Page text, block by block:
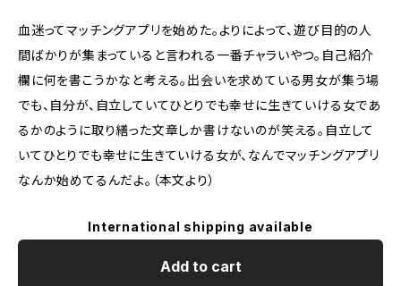
血迷ってマッチングアプリを始めた。よりによって、遊び目的の人
間ばかりが集まっていると言われる一番チャラいやつ。自己紹介
欄に何を書こうかなと考える。出会いを求めている男女が集う場
でも、自分が、自立していてひとりでも幸せに生きていける女であ
るかのように取り繕った文章しか書けないのが笑える。自立して
いてひとりでも幸せに生きていける女が、なんでマッチングアプリ
なんか始めてるんだよ。（本文より）
International shipping available
Add to cart